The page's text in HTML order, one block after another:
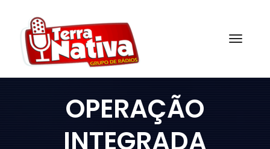
content
OPERAÇÃO
INTEGRADA